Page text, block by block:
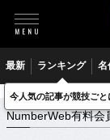
最新 ランキング 名
NumberWeb有料会員
NumberWeb有料会
今人気の記事が競技ごと